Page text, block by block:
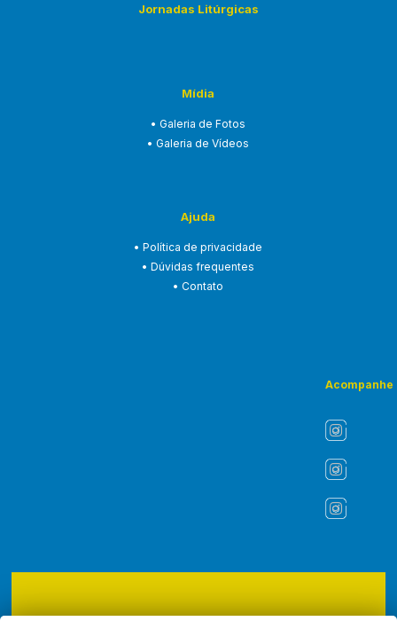
Jornadas Litúrgicas
Mídia
• Galeria de Fotos
• Galeria de Vídeos
Ajuda
• Política de privacidade
• Dúvidas frequentes
• Contato
Acompanhe